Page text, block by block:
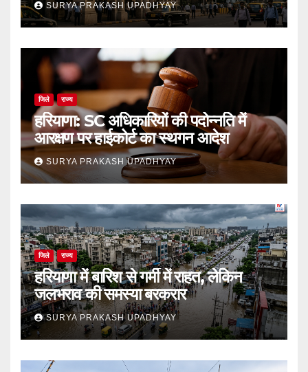
SURYA PRAKASH UPADHYAY
जिले राज्य
हरियाणा: SC अधिकारियों की पदोन्नति में
आरक्षण पर हाईकोर्ट का स्थगन आदेश
SURYA PRAKASH UPADHYAY
जिले राज्य
हरियाणा में बारिश से गर्मी में राहत, लेकिन
जलभराव की समस्या बरकरार
SURYA PRAKASH UPADHYAY